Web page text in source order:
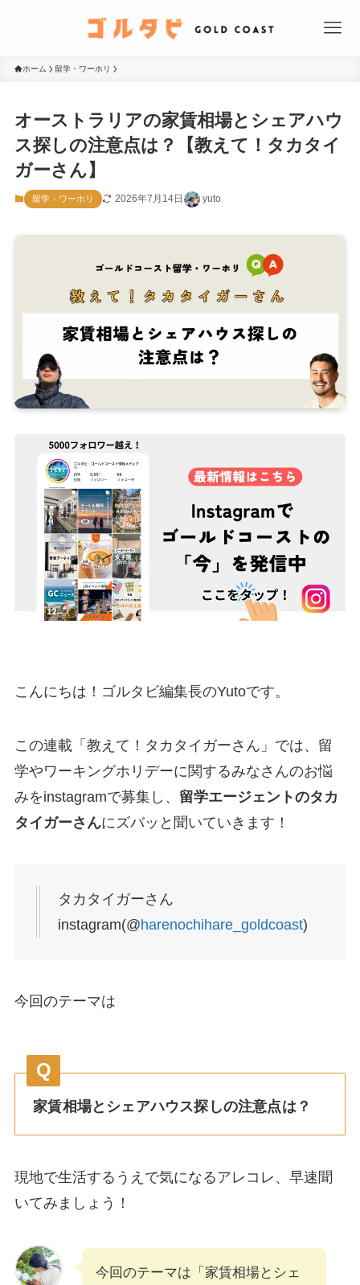
ホーム 留学・ワーホリ
オーストラリアの家賃相場とシェアハウ
ス探しの注意点は？【教えて！タカタイ
ガーさん】
留学・ワーホリ 2026年7月14日 yuto
こんにちは！ゴルタビ編集長のYutoです。
この連載「教えて！タカタイガーさん」では、留
学やワーキングホリデーに関するみなさんのお悩
みをinstagramで募集し、 留学エージェントのタカ
タイガーさんにズバッと聞いていきます！
タカタイガーさん
instagram(@harenochihare_goldcoast)
今回のテーマは
Q
家賃相場とシェアハウス探しの注意点は？
現地で生活するうえで気になるアレコレ、早速聞
いてみましょう！
今回のテーマは「家賃相場とシェ